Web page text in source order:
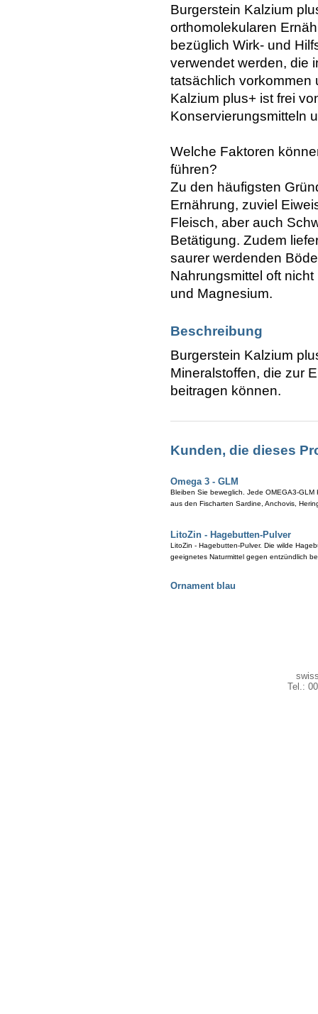
Burgerstein Kalzium
orthomolekularen
bezüglich Wirk- und
verwendet werden, die
tatsächlich vorkommen
Kalzium plus+ ist frei
Konservierungsmitteln
Welche Faktoren
führen?
Zu den häufigsten
Ernährung, zuviel
Fleisch, aber auch
Betätigung. Zudem
saurer werdenden
Nahrungsmittel oft
und Magnesium.
Beschreibung
Burgerstein Kalzium
Mineralstoffen, die zur
beitragen können.
Kunden, die dieses
Omega 3 - GLM
Bleiben Sie beweglich. Jede OMEGA3-
aus den Fischarten Sardine, Anchovis,
LitoZin - Hagebutten-Pulver
LitoZin - Hagebutten-Pulver. Die wilde
geeignetes Naturmittel gegen entzündlich
Ornament blau
Tel.: